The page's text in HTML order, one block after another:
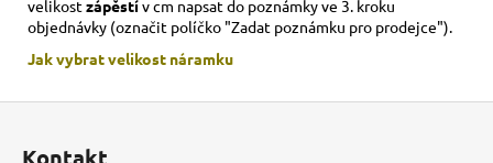
velikostzápěstív cm napsat do poznámky ve 3. kroku
objednávky (označit políčko "Zadat poznámku pro prodejce").
Jak vybrat velikost náramku
Kontakt